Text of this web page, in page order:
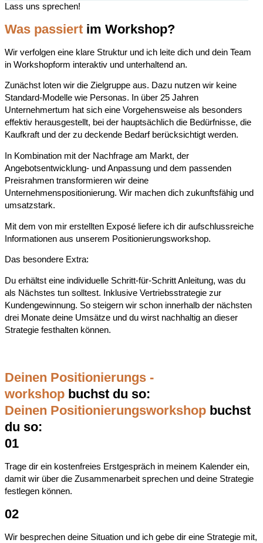
Lass uns sprechen!
Was passiert im Workshop?
Wir verfolgen eine klare Struktur und ich leite dich und dein Team
in Workshopform interaktiv und unterhaltend an.
Zunächst loten wir die Zielgruppe aus. Dazu nutzen wir keine
Standard-Modelle wie Personas. In über 25 Jahren
Unternehmertum hat sich eine Vorgehensweise als besonders
effektiv herausgestellt, bei der hauptsächlich die Bedürfnisse, die
Kaufkraft und der zu deckende Bedarf berücksichtigt werden.
In Kombination mit der Nachfrage am Markt, der
Angebotsentwicklung- und Anpassung und dem passenden
Preisrahmen transformieren wir deine
Unternehmenspositionierung. Wir machen dich zukunftsfähig und
umsatzstark.
Mit dem von mir erstellten Exposé liefere ich dir aufschlussreiche
Informationen aus unserem Positionierungsworkshop.
Das besondere Extra:
Du erhältst eine individuelle Schritt-für-Schritt Anleitung, was du
als Nächstes tun solltest. Inklusive Vertriebsstrategie zur
Kundengewinnung. So steigern wir schon innerhalb der nächsten
drei Monate deine Umsätze und du wirst nachhaltig an dieser
Strategie festhalten können.
Deinen Positionierungs -
workshop buchst du so:
Deinen Positionierungsworkshop buchst
du so:
01
Trage dir ein kostenfreies Erstgespräch in meinem Kalender ein,
damit wir über die Zusammenarbeit sprechen und deine Strategie
festlegen können.
02
Wir besprechen deine Situation und ich gebe dir eine Strategie mit,